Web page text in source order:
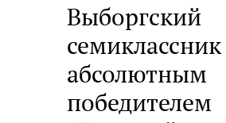
Выборгский
семиклассник
абсолютным
победителем